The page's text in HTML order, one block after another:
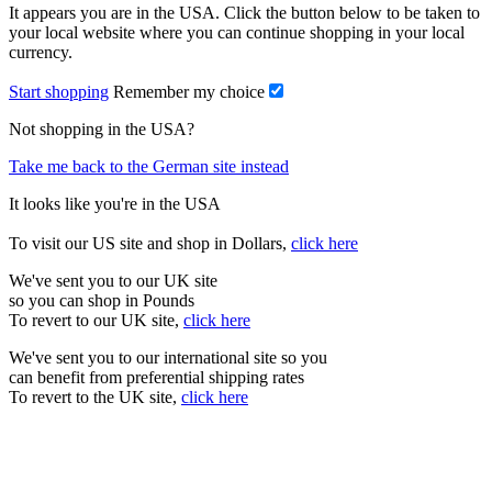
It appears you are in the USA. Click the button below to be taken to
your local website where you can continue shopping in your local
currency.
Start shopping Remember my choice
Not shopping in the USA?
Take me back to the German site instead
It looks like you're in the USA
To visit our US site and shop in Dollars, click here
We've sent you to our UK site
so you can shop in Pounds
To revert to our UK site, click here
We've sent you to our international site so you
can benefit from preferential shipping rates
To revert to the UK site, click here